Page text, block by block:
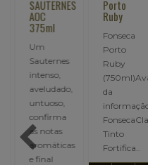
SAUTERNES
AOC
375ml
Um
Sauternes
intenso,
aveludado,
untuoso,
confirma
as notas
aromáticas
e final
Porto
Ruby
Fonseca
Porto
Ruby
da
Tinto
Fortifica..